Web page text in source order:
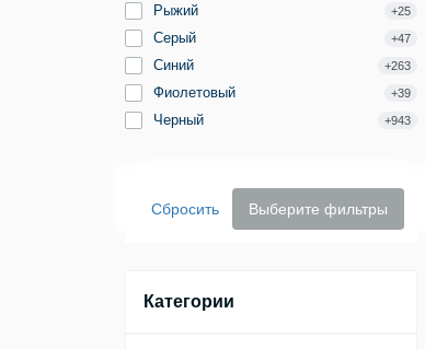
Рыжий +25
Серый +47
Синий +263
Фиолетовый +39
Черный +943
Сбросить Выберите фильтры
Категории